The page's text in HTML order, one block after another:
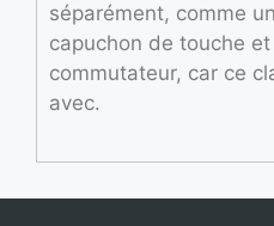
séparément, comme
capuchon de touche
commutateur, car ce
avec.